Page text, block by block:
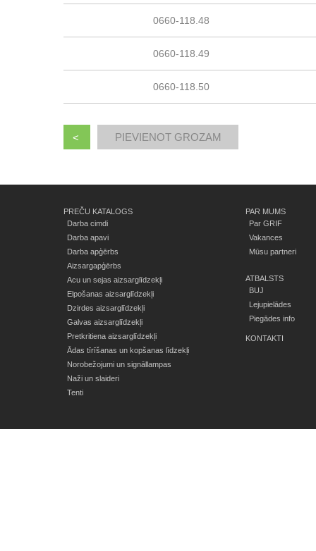
0660-118.48
0660-118.49
0660-118.50
<
PREČU KATALOGS
Darba cimdi
Darba apavi
Darba apģērbs
Aizsargapģērbs
Acu un sejas aizsarglīdzekļi
Elpošanas aizsarglīdzekļi
Dzirdes aizsarglīdzekļi
Galvas aizsarglīdzekļi
Pretkritiena aizsarglīdzekļi
Ādas tīrīšanas un kopšanas līdzekļi
Norobežojumi un signāllampas
Naži un slaideri
Tenti
PAR MUMS
Par GRIF
Vakances
Mūsu partneri
ATBALSTS
BUJ
Lejupielādes
Piegādes info
KONTAKTI